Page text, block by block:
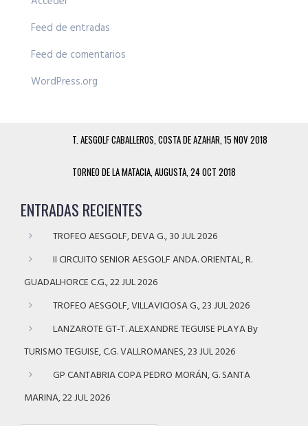
Feed de entradas
Feed de comentarios
WordPress.org
T. AESGOLF CABALLEROS, COSTA DE AZAHAR, 15 NOV 2018
TORNEO DE LA MATACIA, AUGUSTA, 24 OCT 2018
ENTRADAS RECIENTES
TROFEO AESGOLF, DEVA G., 30 JUL 2026
II CIRCUITO SENIOR AESGOLF ANDA. ORIENTAL, R.
GUADALHORCE C.G., 22 JUL 2026
TROFEO AESGOLF, VILLAVICIOSA G., 23 JUL 2026
LANZAROTE GT-T. ALEXANDRE TEGUISE PLAYA By
TURISMO TEGUISE, C.G. VALLROMANES, 23 JUL 2026
GP CANTABRIA COPA PEDRO MORÁN, G. SANTA
MARINA, 22 JUL 2026